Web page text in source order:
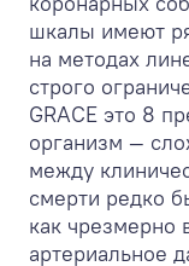
шкалы имеют
на методах
строго
GRACE это 8
организм —
между
смерти редко
как чрезмерно
артериальное